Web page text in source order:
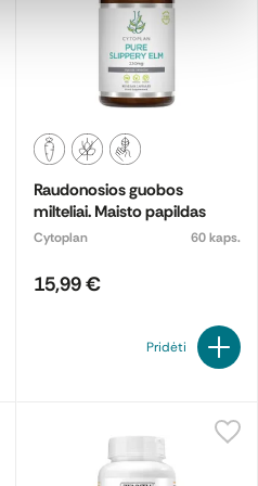
Raudonosios guobos
milteliai. Maisto papildas
Cytoplan 60 kaps.
15,99 €
Pridėti